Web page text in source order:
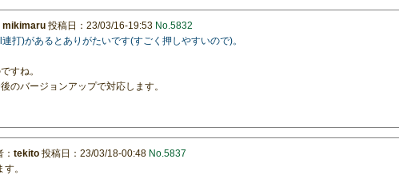
mikimaru 投稿日：23/03/16-19:53 No.5832
打)があるとありがたいです(すごく押しやすいので)。
すね。
のバージョンアップで対応します。
：tekito 投稿日：23/03/18-00:48 No.5837
。